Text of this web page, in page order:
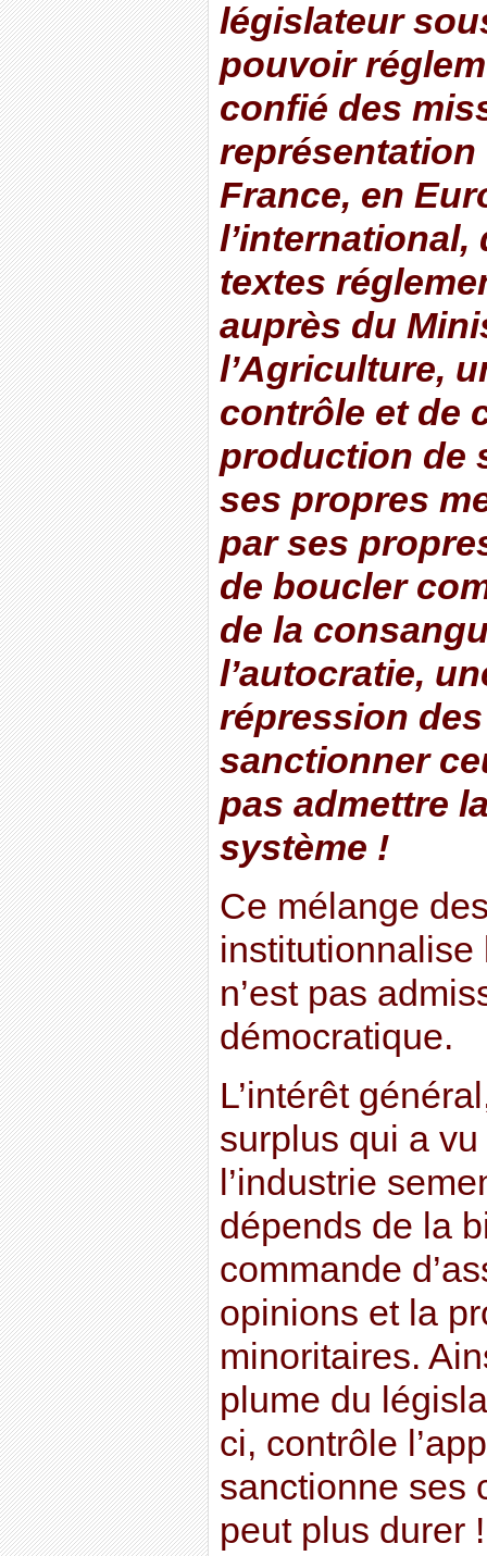
législateur
pouvoir
confié des
France, en
l’international,
textes
auprès du
l’Agriculture,
contrôle et de
production de
ses propres
par ses
de boucler
de la
l’autocratie,
répression
sanctionner
pas admettre
système !
Ce mélange
institutionnalise
n’est pas
démocratique.
L’intérêt
surplus qui a vu
l’industrie
dépends de la
commande
opinions et la
minoritaires.
plume du
ci, contrôle
sanctionne ses
peut plus durer